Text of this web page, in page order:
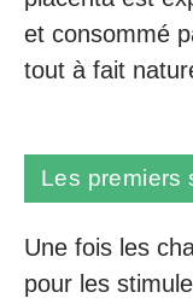
et consommé
tout à fait
Les premiers
Une fois les
pour les